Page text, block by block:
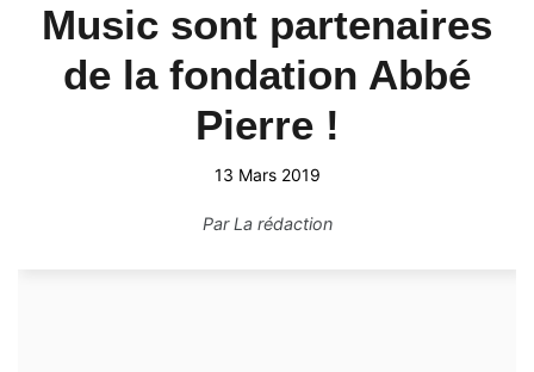
Music sont partenaires
de la fondation Abbé
Pierre !
13 Mars 2019
ParLa rédaction